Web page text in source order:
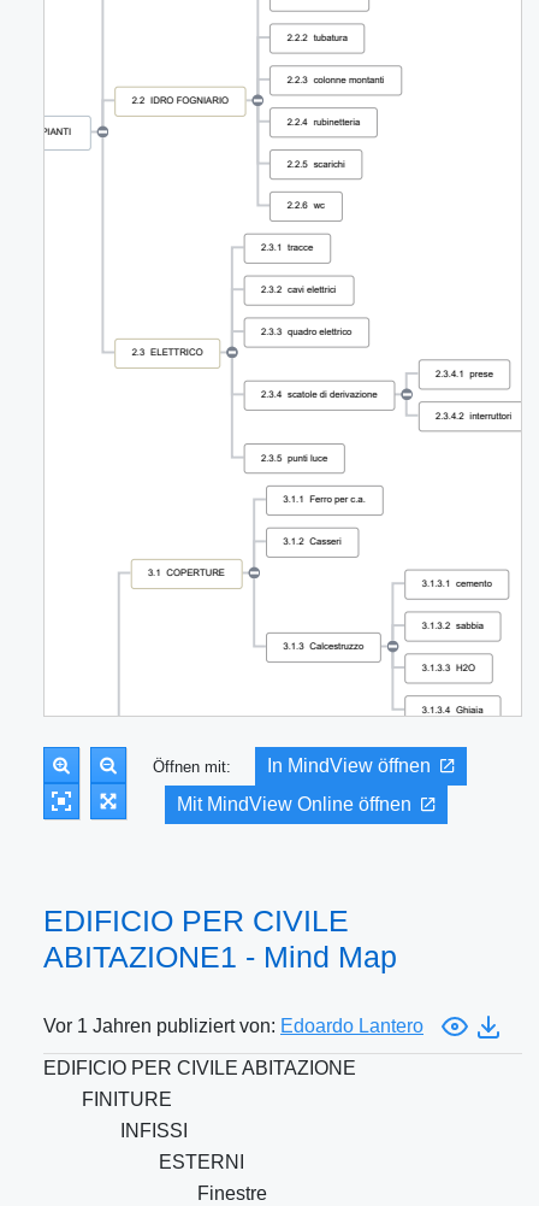
Öffnen mit:
In MindView öffnen
Mit MindView Online öffnen
EDIFICIO PER CIVILE
ABITAZIONE1 - Mind Map
Vor 1 Jahren publiziert von: Edoardo Lantero
EDIFICIO PER CIVILE ABITAZIONE
FINITURE
INFISSI
ESTERNI
Finestre